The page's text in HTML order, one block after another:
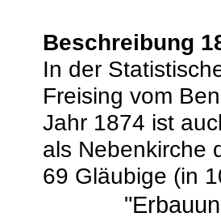
Beschreibung
In der
Freising vom
Jahr 1874 ist
als Nebenkirche
69 Gläubige (in